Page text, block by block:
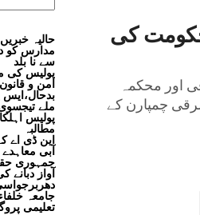
حکومت کی
اور محکمہ
چمپارن کے
حالیہ خبریں
مدارس کو
سے نا بلد
پولیس کی
امن و
پولیس
مطالبہ
این ڈی اے
آبی
جمہوری
آواز
جامعہ
تعلیمی